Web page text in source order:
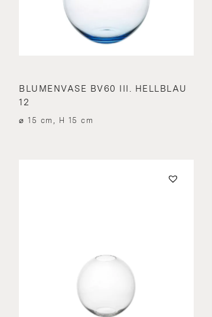
BLUMENVASE BV60 III. HELLBLAU
12
⌀ 15 cm, H 15 cm